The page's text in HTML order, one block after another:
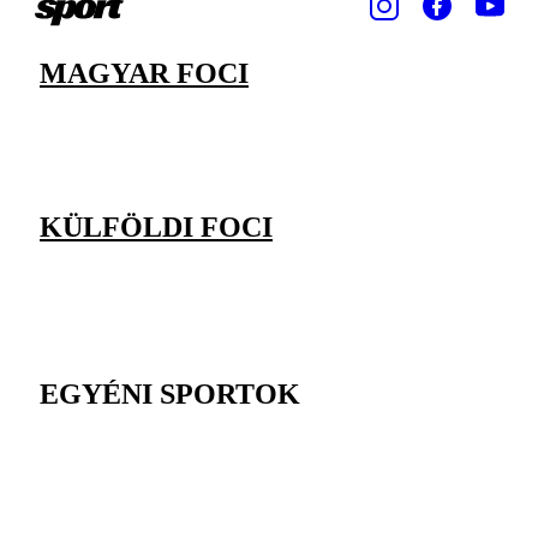
MAGYAR FOCI
KÜLFÖLDI FOCI
EGYÉNI SPORTOK